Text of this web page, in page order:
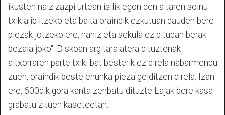
ikusten naiz zazpi urtean isilik egon den aitaren soinu
txikia ibiltzeko eta baita oraindik ezkutuan dauden bere
piezak jotzeko ere, nahiz eta sekula ez ditudan berak
bezala joko". Diskoan argitara atera dituztenak
altxorraren parte txiki bat besterik ez direla nabarmendu
zuen, oraindik beste ehunka pieza gelditzen direla. Izan
ere, 600dik gora kanta zenbatu dituzte Lajak bere kasa
grabatu zituen kaseteetan.